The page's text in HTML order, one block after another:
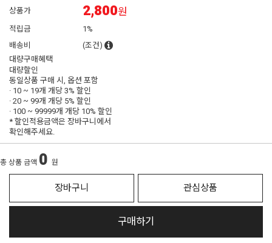
상품가 2,800원
적립금
1%
배송비
(조건)
대량구매혜택
대량할인
동일상품 구매 시, 옵션 포함
· 10 ~ 19개 개당3% 할인
· 20 ~ 99개 개당 5% 할인
· 100 ~ 99999개 개당 10% 할인
* 할인적용금액은 장바구니에서
확인해주세요.
총 상품 금액 0 원
장바구니 관심상품
구매하기